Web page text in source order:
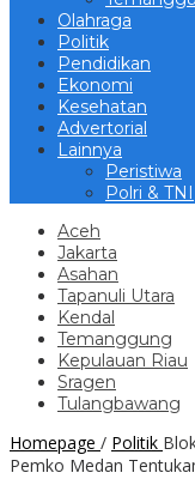
Olahraga
Politik
Pendidikan
Ekonomi
Kesehatan
Advertorial
Lainnya
Peristiwa
Polri & TNI
Aceh
Jakarta
Asahan
Tapanuli Utara
Kendal
Temanggung
Kepulauan Riau
Sragen
Tulangbawang
Homepage / Politik
Pemko Medan